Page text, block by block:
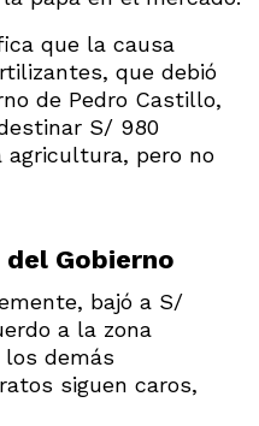
que la causa
que debió
de Pedro Castillo,
S/ 980
agricultura, pero no
Gobierno
bajó a S/
a la zona
demás
siguen caros,